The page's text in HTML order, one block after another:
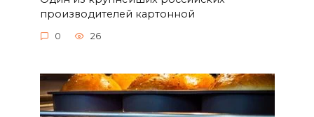
производителей картонной
0 26